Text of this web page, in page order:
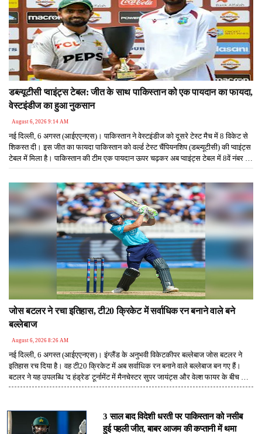
डब्ल्यूटीसी प्वाइंट्स टेबल: जीत के साथ पाकिस्तान को एक पायदान का फायदा,
वेस्टइंडीज का हुआ नुकसान
August 6, 2026 9:14 AM
नई दिल्ली, 6 अगस्त (आईएएनएस)। पाकिस्तान ने वेस्टइंडीज को दूसरे टेस्ट मैच में 8 विकेट से
शिकस्त दी। इस जीत का फायदा पाकिस्तान को वर्ल्ड टेस्ट चैंपियनशिप (डब्ल्यूटीसी) की प्वाइंट्स
टेबल में मिला है। पाकिस्तान की टीम एक पायदान ऊपर चढ़कर अब प्वाइंट्स टेबल में 8वें नंबर पर
आ गई है।
जोस बटलर ने रचा इतिहास, टी20 क्रिकेट में सर्वाधिक रन बनाने वाले बने
बल्लेबाज
August 6, 2026 8:26 AM
नई दिल्ली, 6 अगस्त (आईएएनएस)। इंग्लैंड के अनुभवी विकेटकीपर बल्लेबाज जोस बटलर ने
इतिहास रच दिया है। वह टी20 क्रिकेट में अब सर्वाधिक रन बनाने वाले बल्लेबाज बन गए हैं।
बटलर ने यह उपलब्धि 'द हंड्रेड' टूर्नामेंट में मैनचेस्टर सुपर जायंट्स और वेल्श फायर के बीच खेले
गए मुकाबले में हासिल की।
3 साल बाद विदेशी धरती पर पाकिस्तान को नसीब
हुई पहली जीत, बाबर आजम की कप्तानी में थमा